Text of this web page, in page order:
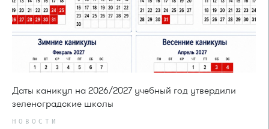
Даты каникул на 2026/2027 учебный год утвердили
зеленоградские школы
НОВОСТИ